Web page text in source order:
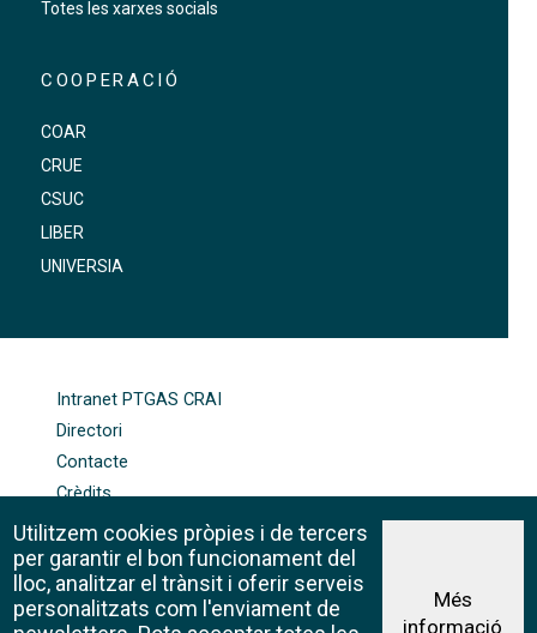
Totes les xarxes socials
COOPERACIÓ
COAR
CRUE
CSUC
LIBER
UNIVERSIA
Intranet PTGAS CRAI
Directori
Contacte
Crèdits
Mapa web
Política de galetes
Avís legal
Utilitzem cookies pròpies i de tercers
per garantir el bon funcionament del
lloc, analitzar el trànsit i oferir serveis
personalitzats com l'enviament de
Més
informació